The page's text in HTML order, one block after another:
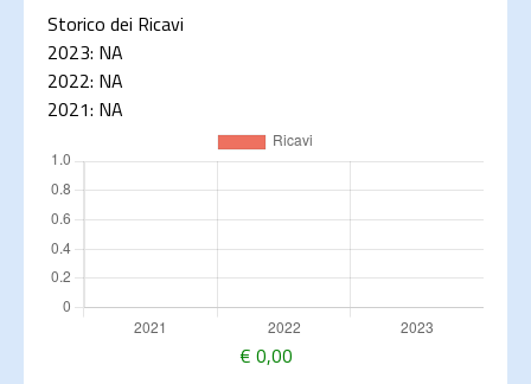
Storico dei Ricavi
2023: NA
2022: NA
2021: NA
€ 0,00